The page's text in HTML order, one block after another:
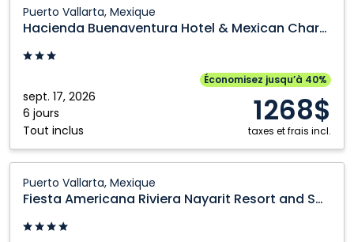
Puerto Vallarta, Mexique
Hacienda Buenaventura Hotel & Mexican Charm
sept. 17, 2026
6 jours
Tout inclus
Économisez jusqu’à 40%
1268$
taxes et frais incl.
Buenaventura
Hotel
Charm:
Puerto
Vallarta,
Mexique
Puerto Vallarta, Mexique
Fiesta Americana Riviera Nayarit Resort and Spa
Americana
Riviera
Nayarit